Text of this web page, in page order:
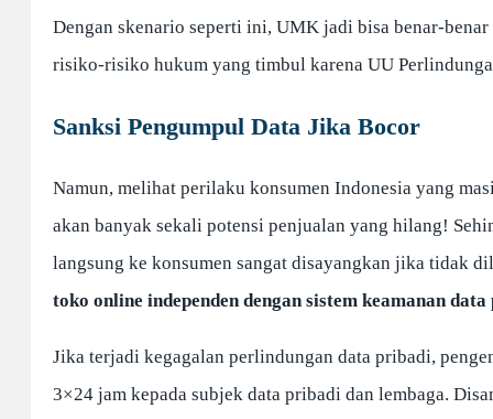
Dengan skenario seperti ini, UMK jadi bisa benar-
risiko-risiko hukum yang timbul karena UU
Sanksi Pengumpul Data Jika Bocor
Namun, melihat perilaku konsumen Indonesia yang
akan banyak sekali potensi penjualan yang hilang!
langsung ke konsumen sangat disayangkan jika tidak
toko online independen dengan sistem keamanan
Jika terjadi kegagalan perlindungan data pribadi,
3×24 jam kepada subjek data pribadi dan lembaga.